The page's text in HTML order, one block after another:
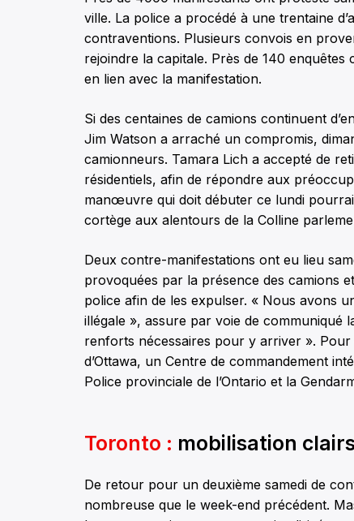
ville. La police a procédé à une trentaine
contraventions. Plusieurs convois en
rejoindre la capitale. Près de 140
en lien avec la manifestation.
Si des centaines de camions continuent
Jim Watson a arraché un compromis,
camionneurs. Tamara Lich a accepté de
résidentiels, afin de répondre aux
manœuvre qui doit débuter ce lundi
cortège aux alentours de la Colline
Deux contre-manifestations ont eu lieu
provoquées par la présence des camions
police afin de les expulser. « Nous avons
illégale », assure par voie de communiqué
renforts nécessaires pour y arriver ».
d’Ottawa, un Centre de commandement
Police provinciale de l’Ontario et la
Toronto : mobilisation
De retour pour un deuxième samedi de
nombreuse que le week-end précédent.